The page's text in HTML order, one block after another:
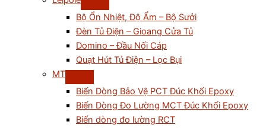
Bộ Ổn Nhiệt, Độ Ẩm – Bộ Sưởi
Đèn Tủ Điện – Gioang Cửa Tủ
Domino – Đầu Nối Cáp
Quạt Hút Tủ Điện – Lọc Bụi
MT
Biến Dòng Bảo Vệ PCT Đúc Khối Epoxy
Biến Dòng Đo Lường MCT Đúc Khối Epoxy
Biến dòng đo lường RCT